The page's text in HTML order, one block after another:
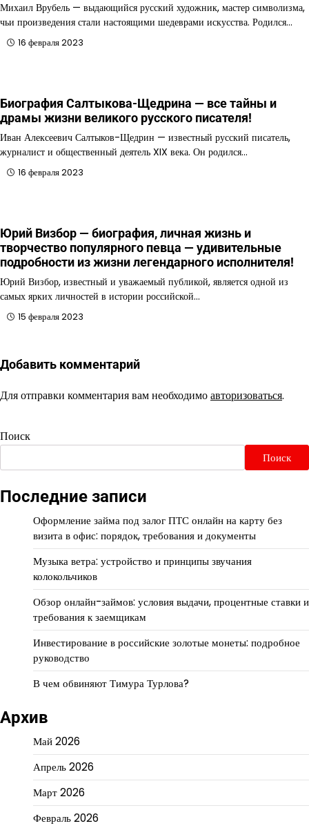
Михаил Врубель — выдающийся русский художник, мастер символизма,
чьи произведения стали настоящими шедеврами искусства. Родился…
16 февраля 2023
Биография Салтыкова-Щедрина — все тайны и
драмы жизни великого русского писателя!
Иван Алексеевич Салтыков-Щедрин — известный русский писатель,
журналист и общественный деятель XIX века. Он родился…
16 февраля 2023
Юрий Визбор — биография, личная жизнь и
творчество популярного певца — удивительные
подробности из жизни легендарного исполнителя!
Юрий Визбор, известный и уважаемый публикой, является одной из
самых ярких личностей в истории российской…
15 февраля 2023
Добавить комментарий
Для отправки комментария вам необходимоавторизоваться.
Поиск
Поиск
Последние записи
Оформление займа под залог ПТС онлайн на карту без
визита в офис: порядок, требования и документы
Музыка ветра: устройство и принципы звучания
колокольчиков
Обзор онлайн-займов: условия выдачи, процентные ставки и
требования к заемщикам
Инвестирование в российские золотые монеты: подробное
руководство
В чем обвиняют Тимура Турлова?
Архив
Май 2026
Апрель 2026
Март 2026
Февраль 2026